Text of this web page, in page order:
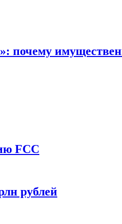
почему
FCC
рублей